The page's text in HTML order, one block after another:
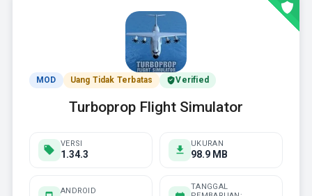
MOD Uang Tidak Terbatas Verified
Turboprop Flight Simulator
VERSI
1.34.3
UKURAN
98.9 MB
ANDROID
TANGGAL